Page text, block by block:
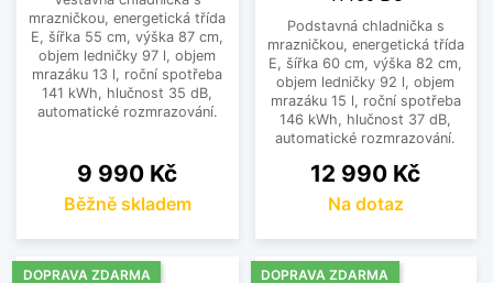
mrazničkou, energetická třída
E, šířka 55 cm, výška 87 cm,
objem ledničky 97 l, objem
mrazáku 13 l, roční spotřeba
141 kWh, hlučnost 35 dB,
automatické rozmrazování.
Cena
9 990 Kč
Běžně skladem
Podstavná chladnička s
mrazničkou, energetická třída
E, šířka 60 cm, výška 82 cm,
objem ledničky 92 l, objem
mrazáku 15 l, roční spotřeba
146 kWh, hlučnost 37 dB,
automatické rozmrazování.
Cena
12 990 Kč
Na dotaz
DOPRAVA ZDARMA DOPRAVA ZDARMA